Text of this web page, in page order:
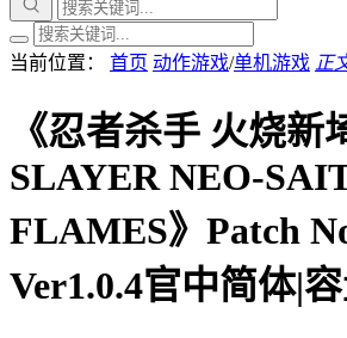
当前位置： 首页 动作游戏/单机游戏 正
《忍者杀手 火烧新
SLAYER NEO-
FLAMES》Patch
Ver1.0.4官中简体|